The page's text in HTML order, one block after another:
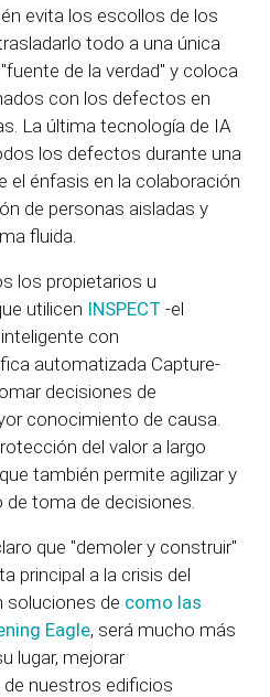
evita los escollos de los
todo a una única
de la verdad" y coloca
con los defectos en
La última tecnología de IA
los defectos durante una
el énfasis en la colaboración
de personas aisladas y
fluida.
los propietarios u
utilicen INSPECT -el
con
automatizada Capture-
decisiones de
conocimiento de causa.
del valor a largo
también permite agilizar y
toma de decisiones.
que "demoler y construir"
principal a la crisis del
soluciones de como las
Eagle, será mucho más
lugar, mejorar
nuestros edificios